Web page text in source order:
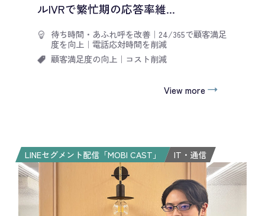
ルIVRで繁忙期の応答率維...
待ち時間・あふれ呼を改善｜ 24/365で顧客満足
度を向上 ｜ 電話応対時間を削減
顧客満足度の向上｜ コスト削減
View more
LINEセグメント配信「MOBI CAST」 IT・通信